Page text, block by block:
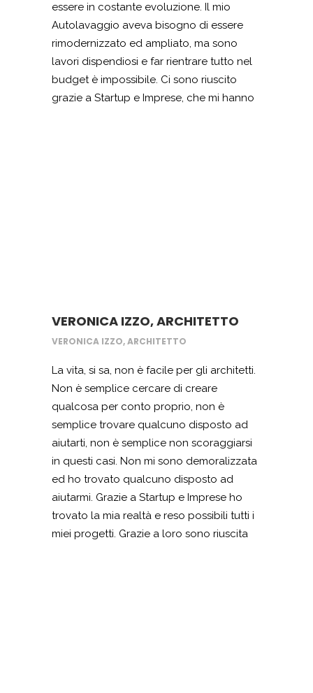
essere in costante evoluzione. Il mio
Autolavaggio aveva bisogno di essere
rimodernizzato ed ampliato, ma sono
lavori dispendiosi e far rientrare tutto nel
budget è impossibile. Ci sono riuscito
grazie a Startup e Imprese, che mi hanno
VERONICA IZZO, ARCHITETTO
VERONICA IZZO, ARCHITETTO
La vita, si sa, non è facile per gli architetti.
Non è semplice cercare di creare
qualcosa per conto proprio, non è
semplice trovare qualcuno disposto ad
aiutarti, non è semplice non scoraggiarsi
in questi casi. Non mi sono demoralizzata
ed ho trovato qualcuno disposto ad
aiutarmi. Grazie a Startup e Imprese ho
trovato la mia realtà e reso possibili tutti i
miei progetti. Grazie a loro sono riuscita